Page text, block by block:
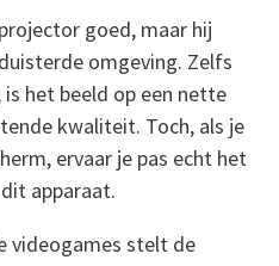
goed, maar hij
omgeving. Zelfs
het beeld op een nette
kwaliteit. Toch, als je
ervaar je pas echt het
apparaat.
videogames stelt de